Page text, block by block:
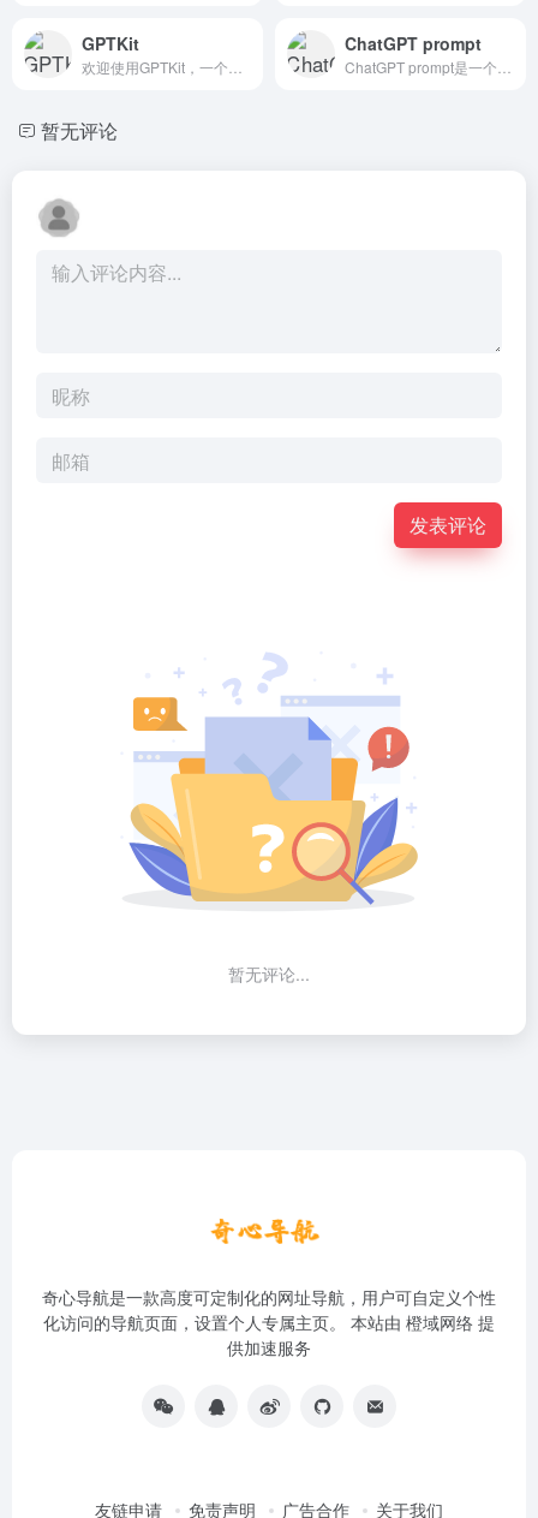
GPTKit ChatGPT prompt
暂无评论
发表评论
暂无评论...
奇心导航是一款高度可定制化的网址导航，用户可自定义个性
化访问的导航页面，设置个人专属主页。 本站由 橙域网络 提
供加速服务
友链申请 免责声明 广告合作 关于我们